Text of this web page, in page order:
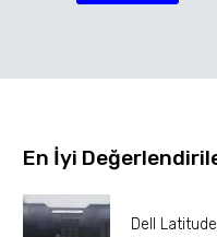
En İyi
Dell